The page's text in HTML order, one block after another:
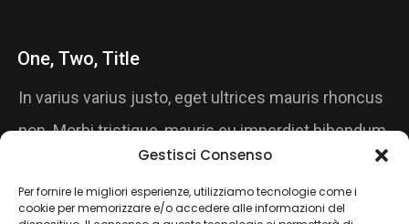
Gestisci Consenso
Per fornire le migliori esperienze, utilizziamo tecnologie come i
cookie per memorizzare e/o accedere alle informazioni del
One, Two, Title
In varius varius justo, eget ultrices mauris rhoncus
non. Morbi tristique, mauris eu imperdiet bibendum,
velit diam iaculis velit, in ornare massa enim at
lorem. Etiam risus diam, porttitor vitae ultrices quis,